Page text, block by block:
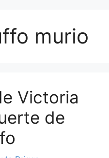
murio
Victoria
de